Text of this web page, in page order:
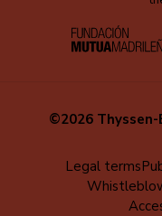
©2026
Legal terms